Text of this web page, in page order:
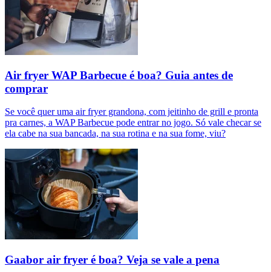
Air fryer WAP Barbecue é boa? Guia antes de
comprar
Se você quer uma air fryer grandona, com jeitinho de grill e pronta
pra carnes, a WAP Barbecue pode entrar no jogo. Só vale checar se
ela cabe na sua bancada, na sua rotina e na sua fome, viu?
Gaabor air fryer é boa? Veja se vale a pena